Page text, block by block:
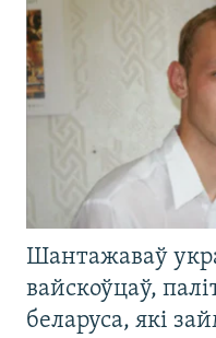
Шантажаваў
вайскоўцаў,
беларуса, які